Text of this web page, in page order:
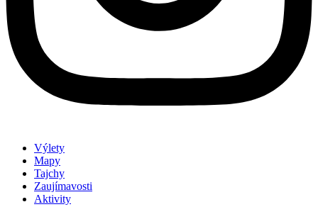
Výlety
Mapy
Tajchy
Zaujímavosti
Aktivity